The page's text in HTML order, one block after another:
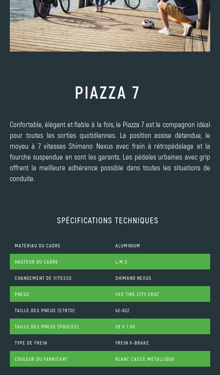
PIAZZA 7
Confortable, élégant et fiable à la fois, le Piazza 7 est le compagnon idéal
pour toutes les sorties quotidiennes. La position assise détendue, le
moyeu à 7 vitesses Shimano Nexus avec frein à rétropédalage et la
fourche suspendue en sont les garants. Les pédales urbaines avec grip
offrent la meilleure adhérence possible dans toutes les situations de
conduite.
SPÉCIFICATIONS TECHNIQUES
MATÉRIAU DU CADRE ALUMINIUM
HAUTEUR DU CADRE L,M,S
CHANGEMENT DE VITESSE SHIMANO NEXUS
PNEUS VEE TIRE CITY CRUZ
TAILLE DES PNEUS (ETRTO) 42-622
TAILLE DES PNEUS (POUCES) 28 X 1.60
TYPE DE FREIN FREIN V-BRAKE
COULEUR DU FABRICANT BLANC CASSÉ MÉTALLIQUE